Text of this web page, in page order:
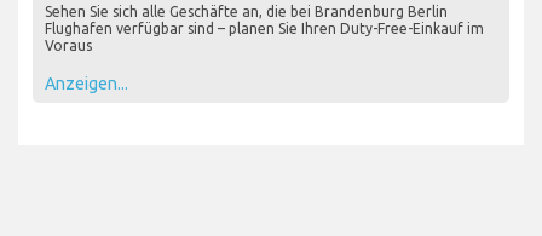
Sehen Sie sich alle Geschäfte an, die bei Brandenburg Berlin
Flughafen verfügbar sind – planen Sie Ihren Duty-Free-Einkauf im
Voraus
Anzeigen...